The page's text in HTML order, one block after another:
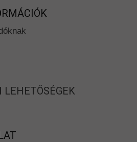
LEHETŐSÉGEK